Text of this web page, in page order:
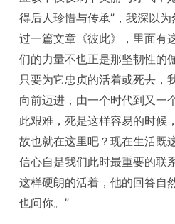
得后人珍惜与传承”，我深以
过一篇文章《彼此》，里面有
们的力量不也正是那坚韧性的
只要为它忠贞的活着或死去，
向前迈进，由一个时代到又一
此艰难，死是这样容易的时候
故也就在这里吧？现在生活既
信心自是我们此时最重要的联
这样硬朗的活着，他的回答自
也问你。”